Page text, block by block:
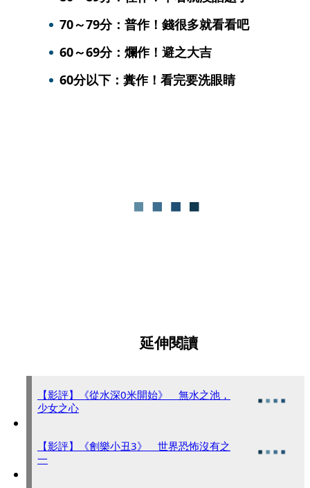
70～79分：普作！錢很多就看看吧
60～69分：爛作！避之大吉
60分以下：糞作！看完要洗眼睛
延伸閱讀
【影評】《從水深0米開始》 無水之池，
少女之心
【影評】《劊樂小丑3》 世界恐怖沒有之
一